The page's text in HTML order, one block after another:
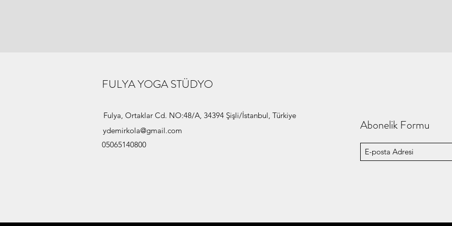
FULYA YOGA STÜDYO
Fulya, Ortaklar Cd. NO:48/A, 34394 Şişli/İstanbul, Türkiye
05065140800
ydemirkola@gmail.com Abonelik Formu